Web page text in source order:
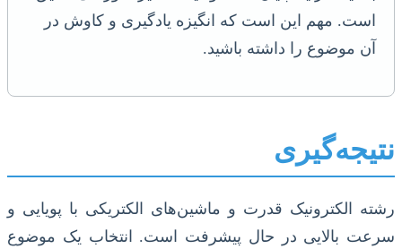
است. مهم این است که انگیزه یادگیری و کاوش در
آن موضوع را داشته باشید.
نتیجه‌گیری
رشته الکترونیک قدرت و ماشین‌های الکتریکی با پویایی و
سرعت بالایی در حال پیشرفت است. انتخاب یک موضوع